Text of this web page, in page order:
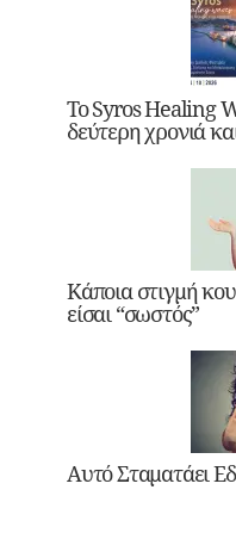
Το Syros Healing
δεύτερη χρονιά
Κάποια στιγμή
είσαι “σωστός”
Αυτό Σταματάει